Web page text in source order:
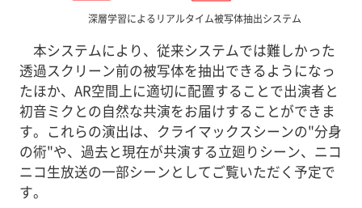
深層学習によるリアルタイム被写体抽出システム
本システムにより、従来システムでは難しかった
透過スクリーン前の被写体を抽出できるようになっ
たほか、AR空間上に適切に配置することで出演者と
初音ミクとの自然な共演をお届けすることができま
す。これらの演出は、クライマックスシーンの"分身
の術"や、過去と現在が共演する立廻りシーン、ニコ
ニコ生放送の一部シーンとしてご覧いただく予定で
す。